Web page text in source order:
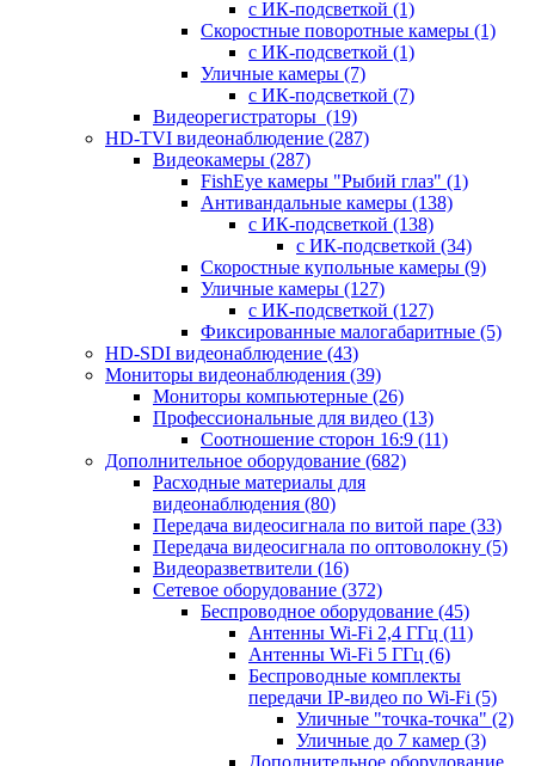
с ИК-подсветкой (1)
Скоростные поворотные камеры (1)
с ИК-подсветкой (1)
Уличные камеры (7)
с ИК-подсветкой (7)
Видеорегистраторы (19)
HD-TVI видеонаблюдение (287)
Видеокамеры (287)
FishEye камеры "Рыбий глаз" (1)
Антивандальные камеры (138)
с ИК-подсветкой (138)
с ИК-подсветкой (34)
Скоростные купольные камеры (9)
Уличные камеры (127)
с ИК-подсветкой (127)
Фиксированные малогабаритные (5)
HD-SDI видеонаблюдение (43)
Мониторы видеонаблюдения (39)
Мониторы компьютерные (26)
Профессиональные для видео (13)
Соотношение сторон 16:9 (11)
Дополнительное оборудование (682)
Расходные материалы для
видеонаблюдения (80)
Передача видеосигнала по витой паре (33)
Передача видеосигнала по оптоволокну (5)
Видеоразветвители (16)
Сетевое оборудование (372)
Беспроводное оборудование (45)
Антенны Wi-Fi 2,4 ГГц (11)
Антенны Wi-Fi 5 ГГц (6)
Беспроводные комплекты
передачи IP-видео по Wi-Fi (5)
Уличные "точка-точка" (2)
Уличные до 7 камер (3)
Дополнительное оборудование